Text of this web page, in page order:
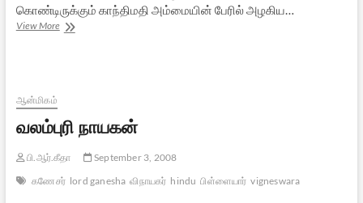
கொண்டிருக்கும் காந்திமதி அம்மையின் பேரில் அழகிய…
View Moreமதியும்
ஆன்மிகம்
வலம்புரி நாயகன்
பி.ஆர்.கீதா
September 3, 2008
கணேசர் lord ganesha விநாயகர் hindu பிள்ளையார் vigneswara